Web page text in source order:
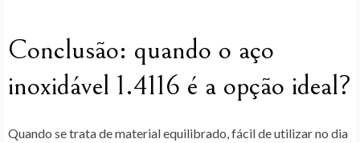
Conclusão: quando o aço
inoxidável 1.4116 é a opção ideal?
Quando se trata de material equilibrado, fácil de utilizar no dia